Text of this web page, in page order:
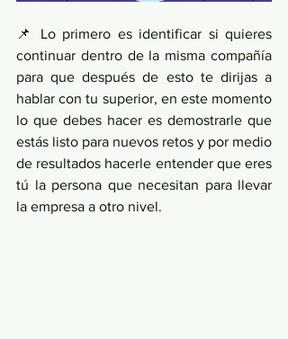
📌 Lo primero es identificar si quieres
continuar dentro de la misma compañía
para que después de esto te dirijas a
hablar con tu superior, en este momento
lo que debes hacer es demostrarle que
estás listo para nuevos retos y por medio
de resultados hacerle entender que eres
tú la persona que necesitan para llevar
la empresa a otro nivel.